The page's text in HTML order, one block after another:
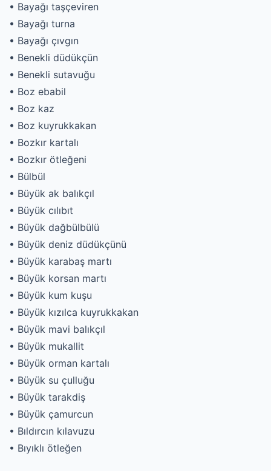
• Bayağı taşçeviren
• Bayağı turna
• Bayağı çıvgın
• Benekli düdükçün
• Benekli sutavuğu
• Boz ebabil
• Boz kaz
• Boz kuyrukkakan
• Bozkır kartalı
• Bozkır ötleğeni
• Bülbül
• Büyük ak balıkçıl
• Büyük cılıbıt
• Büyük dağbülbülü
• Büyük deniz düdükçünü
• Büyük karabaş martı
• Büyük korsan martı
• Büyük kum kuşu
• Büyük kızılca kuyrukkakan
• Büyük mavi balıkçıl
• Büyük mukallit
• Büyük orman kartalı
• Büyük su çulluğu
• Büyük tarakdiş
• Büyük çamurcun
• Bıldırcın kılavuzu
• Bıyıklı ötleğen